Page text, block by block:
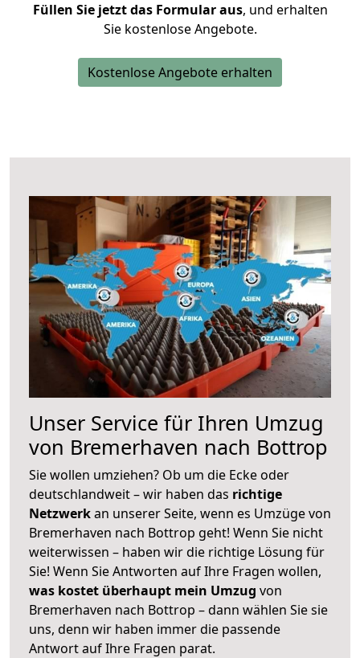
Füllen Sie jetzt das Formular aus, und erhalten
Sie kostenlose Angebote.
Kostenlose Angebote erhalten
Unser Service für Ihren Umzug
von Bremerhaven nach Bottrop
Sie wollen umziehen? Ob um die Ecke oder
deutschlandweit – wir haben das richtige
Netzwerkan unserer Seite, wenn es Umzüge von
Bremerhaven nach Bottrop geht! Wenn Sie nicht
weiterwissen – haben wir die richtige Lösung für
Sie! Wenn Sie Antworten auf Ihre Fragen wollen,
was kostet überhaupt mein Umzug von
Bremerhaven nach Bottrop – dann wählen Sie sie
uns, denn wir haben immer die passende
Antwort auf Ihre Fragen parat.